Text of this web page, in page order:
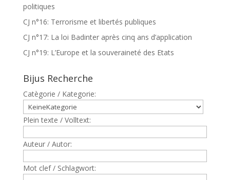
politiques
CJ n°16: Terrorisme et libertés publiques
CJ n°17: La loi Badinter après cinq ans d’application
CJ n°19: L’Europe et la souveraineté des Etats
Bijus Recherche
Catègorie / Kategorie:
Plein texte / Volltext:
Auteur / Autor:
Mot clef / Schlagwort: